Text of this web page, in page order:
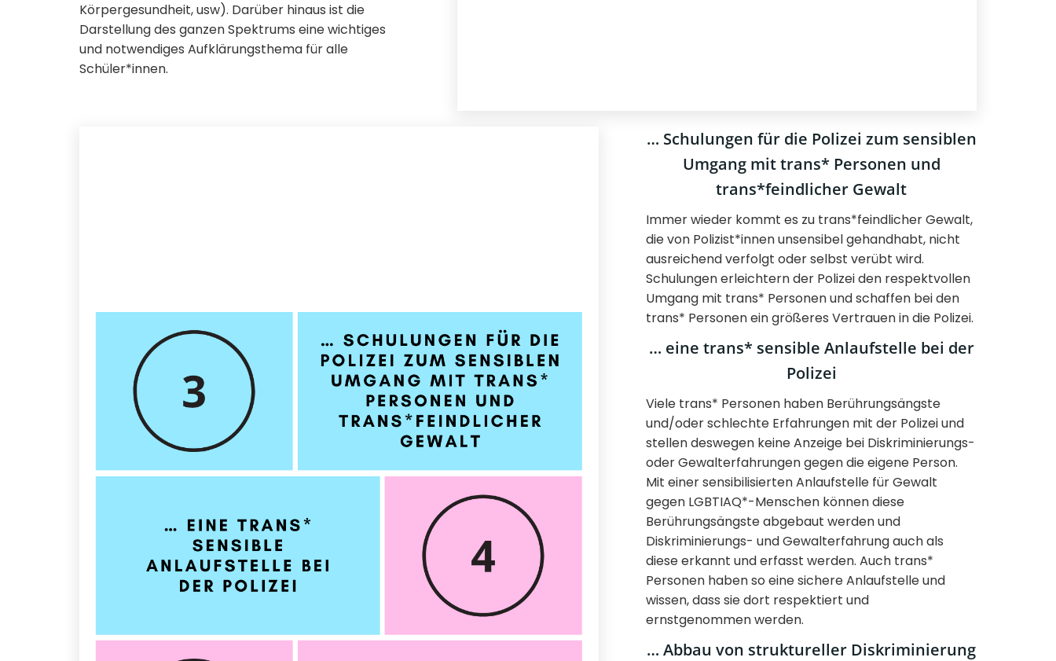
Körpergesundheit, usw). Darüber hinaus ist die
Darstellung des ganzen Spektrums eine wichtiges
und notwendiges Aufklärungsthema für alle
Schüler*innen.
… Schulungen für die Polizei zum sensiblen
Umgang mit trans* Personen und
trans*feindlicher Gewalt
Immer wieder kommt es zu trans*feindlicher Gewalt,
die von Polizist*innen unsensibel gehandhabt, nicht
ausreichend verfolgt oder selbst verübt wird.
Schulungen erleichtern der Polizei den respektvollen
Umgang mit trans* Personen und schaffen bei den
trans* Personen ein größeres Vertrauen in die Polizei.
… eine trans* sensible Anlaufstelle bei der
Polizei
Viele trans* Personen haben Berührungsängste
und/oder schlechte Erfahrungen mit der Polizei und
stellen deswegen keine Anzeige bei Diskriminierungs-
oder Gewalterfahrungen gegen die eigene Person.
Mit einer sensibilisierten Anlaufstelle für Gewalt
gegen LGBTIAQ*-Menschen können diese
Berührungsängste abgebaut werden und
Diskriminierungs- und Gewalterfahrung auch als
diese erkannt und erfasst werden. Auch trans*
Personen haben so eine sichere Anlaufstelle und
wissen, dass sie dort respektiert und
ernstgenommen werden.
… Abbau von struktureller Diskriminierung